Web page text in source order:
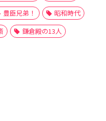
豊臣兄弟！
昭和時代
鎌倉殿の13人